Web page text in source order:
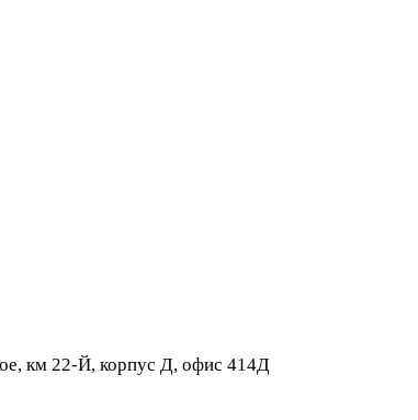
км 22-Й, корпус Д, офис 414Д